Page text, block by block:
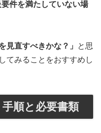
件を満たしていない場
見直すべきかな？」
と思
てみることをおすすめし
順と必要書類